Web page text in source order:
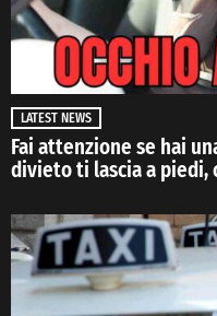
LATEST NEWS
Fai attenzione se hai
divieto ti lascia a piedi,